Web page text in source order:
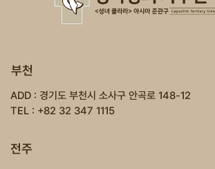
부천
ADD : 경기도 부천시 소사구 안곡로 148-12
TEL : +82 32 347 1115
전주